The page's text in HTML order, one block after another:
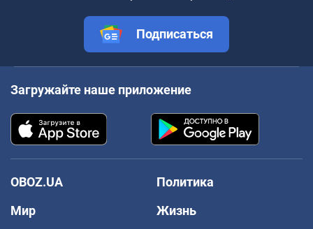
Подписаться
Загружайте наше приложение
OBOZ.UA
Политика
Мир
Жизнь